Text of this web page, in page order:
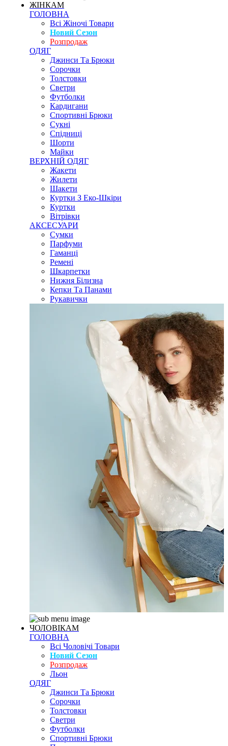
ЖІНКАМ
ГОЛОВНА
Всі Жіночі Товари
Новий Сезон
Розпродаж
ОДЯГ
Джинси Та Брюки
Сорочки
Толстовки
Светри
Футболки
Кардигани
Спортивні Брюки
Сукні
Спідниці
Шорти
Майки
ВЕРХНІЙ ОДЯГ
Жакети
Жилети
Шакети
Куртки З Еко-Шкіри
Куртки
Вітрівки
АКСЕСУАРИ
Сумки
Парфуми
Гаманці
Ремені
Шкарпетки
Нижня Білизна
Кепки Та Панами
Рукавички
ЧОЛОВІКАМ
ГОЛОВНА
Всі Чоловічі Товари
Новий Сезон
Розпродаж
Льон
ОДЯГ
Джинси Та Брюки
Сорочки
Толстовки
Светри
Футболки
Спортивні Брюки